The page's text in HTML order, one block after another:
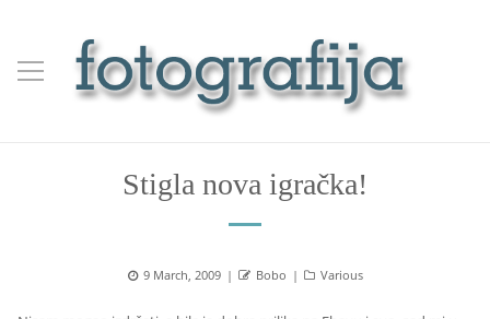
Stigla nova igračka!
Posted
9 March, 2009 Author
Bobo Categories
Various